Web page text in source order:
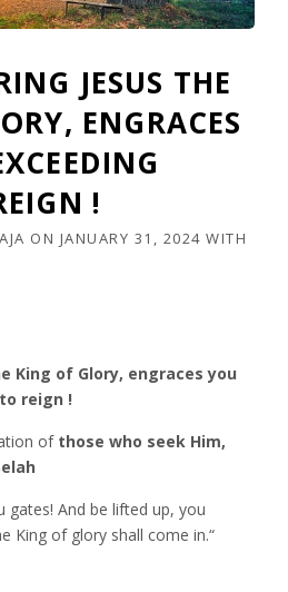
JESUS THE
ENGRACES
!
ON JANUARY 31, 2024 WITH
King of Glory, engraces you
reign !
of those who seek Him,
gates! And be lifted up, you
King of glory shall come in.“